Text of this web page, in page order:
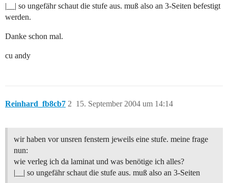
|__| so ungefähr schaut die stufe aus. muß also an 3-Seiten befestigt
werden.
Danke schon mal.
cu andy
Reinhard_fb8cb7 15. September 2004 um 14:14
2
wir haben vor unsren fenstern jeweils eine stufe. meine frage
nun:
wie verleg ich da laminat und was benötige ich alles?
|__| so ungefähr schaut die stufe aus. muß also an 3-Seiten